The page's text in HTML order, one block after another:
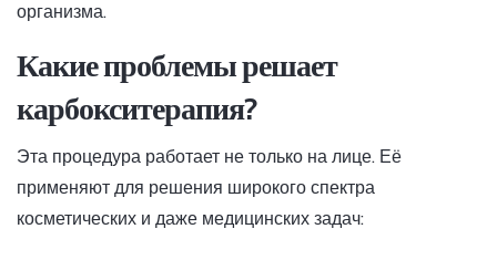
организма.
Какие проблемы решает
карбокситерапия?
Эта процедура работает не только на лице. Её
применяют для решения широкого спектра
косметических и даже медицинских задач: